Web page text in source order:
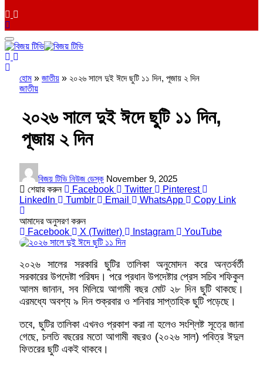
হোম » জাতীয় » ২০২৬ সালে দুই ঈদে ছুটি ১১ দিন, পূজায় ২ দিন
জাতীয়
২০২৬ সালে দুই ঈদে ছুটি ১১ দিন,
পূজায় ২ দিন
বিজয় টিভি নিউজ ডেস্ক November 9, 2025
শেয়ার করুন
Facebook Twitter
Pinterest
LinkedIn
Tumblr Email WhatsApp Copy Link
আমাদের অনুসরণ করুন
Facebook
X (Twitter) Instagram YouTube
২০২৬ সালের সরকারি ছুটির তালিকা অনুমোদন করে অন্তর্বর্তী
সরকারের উপদেষ্টা পরিষদ। পরে প্রধান উপদেষ্টার প্রেস সচিব শফিকুল
আলম জানান, সব মিলিয়ে আগামী বছর মোট ২৮ দিন ছুটি থাকছে।
এরমধ্যে অবশ্য ৯ দিন শুক্রবার ও শনিবার সাপ্তাহিক ছুটি পড়েছে।
তবে, ছুটির তালিকা এখনও প্রকাশ করা না হলেও সংশ্লিষ্ট সূত্রে জানা
গেছে, চলতি বছরের মতো আগামী বছরও (২০২৬ সাল) পবিত্র ঈদুল
ফিতরের ছুটি একই থাকবে।